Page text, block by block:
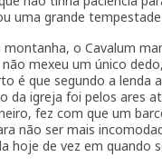
uma grande
o Cavalum
mexeu um único
é que segundo a lenda
da igreja foi pelos ares
fez com que um
não ser mais
hoje de vez em quando